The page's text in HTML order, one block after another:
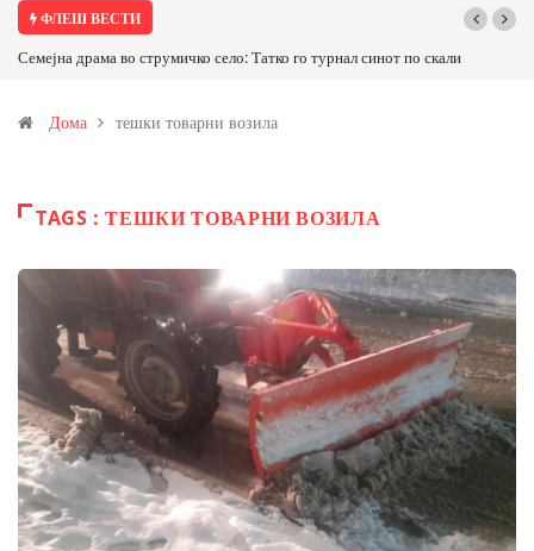
ФЛЕШ ВЕСТИ
Семејна драма во струмичко село: Татко го турнал синот по скали
Дома тешки товарни возила
TAGS : ТЕШКИ ТОВАРНИ ВОЗИЛА